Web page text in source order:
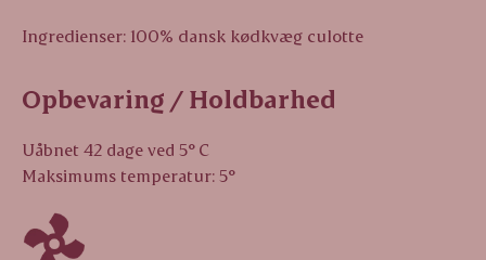
Ingredienser: 100% dansk kødkvæg culotte
Opbevaring / Holdbarhed
Uåbnet 42 dage ved 5° C
Maksimums temperatur: 5°